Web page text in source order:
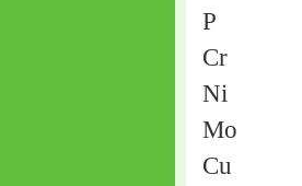
P
Cr
Ni
Mo
Cu